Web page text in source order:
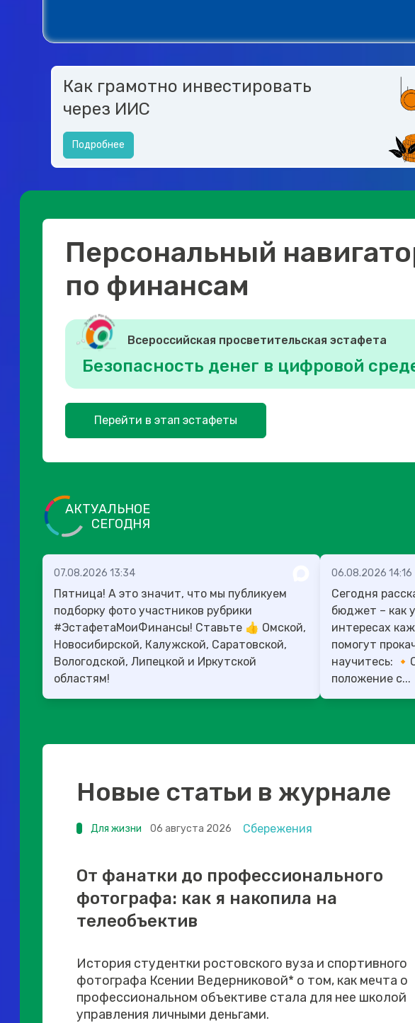
Как грамотно инвестировать
через ИИС
Подробнее
Персональный
по финансам
Всероссийская просветительская эстафета
Безопасность денег в цифровой
Перейти в этап эстафеты
АКТУАЛЬНОЕ
СЕГОДНЯ
07.08.2026 13:34
Пятница! А это значит, что мы публикуем
подборку фото участников рубрики
#ЭстафетаМоиФинансы! Ставьте 👍 Омской,
Новосибирской, Калужской, Саратовской,
Вологодской, Липецкой и Иркутской
областям!
06.08.2026 14:16
Сегодня
бюджет – как
интересах
помогут
научитесь:
положение с...
Новые статьи в журнале
Для жизни 06 августа 2026 Сбережения
От фанатки до профессионального
фотографа: как я накопила на
телеобъектив
История студентки ростовского вуза и спортивного
фотографа Ксении Ведерниковой* о том, как мечта о
профессиональном объективе стала для нее школой
управления личными деньгами.